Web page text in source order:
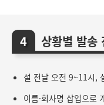
상황별 발송
설 전날 오전 9~11시,
이름·회사명 삽입으로